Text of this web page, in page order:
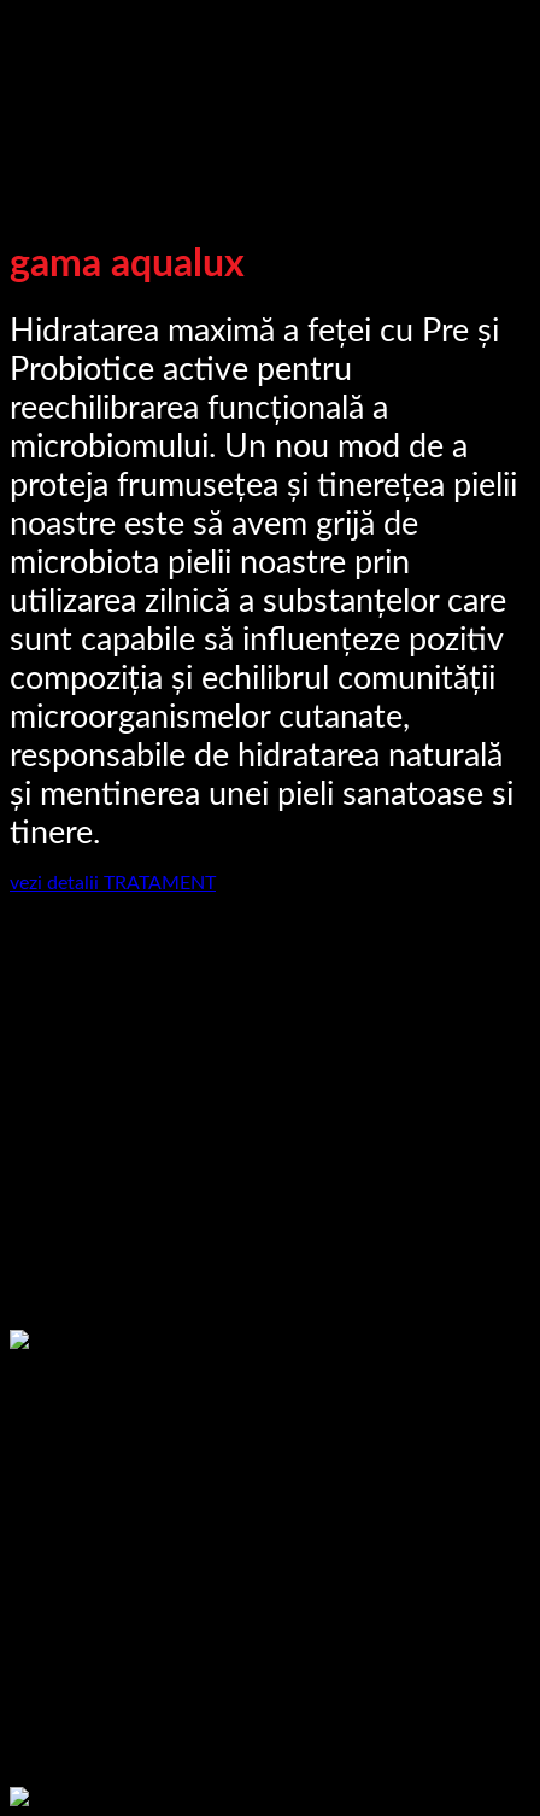
gama aqualux
Hidratarea maximă a feței cu Pre și
Probiotice active pentru
reechilibrarea funcțională a
microbiomului. Un nou mod de a
proteja frumusețea și tinerețea pielii
noastre este să avem grijă de
microbiota pielii noastre prin
utilizarea zilnică a substanțelor care
sunt capabile să influențeze pozitiv
compoziția și echilibrul comunității
microorganismelor cutanate,
responsabile de hidratarea naturală
și mentinerea unei pieli sanatoase si
tinere.
vezi detalii TRATAMENT